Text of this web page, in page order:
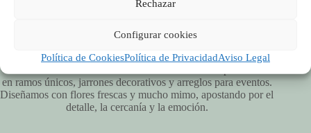
Rechazar
Configurar cookies
Política de CookiesPolítica de PrivacidadAviso Legal
Vitalflora es una floristería artesanal en Valencia especializada
en ramos únicos, jarrones decorativos y arreglos para eventos.
Diseñamos con flores frescas y mucho mimo, apostando por el
detalle, la cercanía y la emoción.